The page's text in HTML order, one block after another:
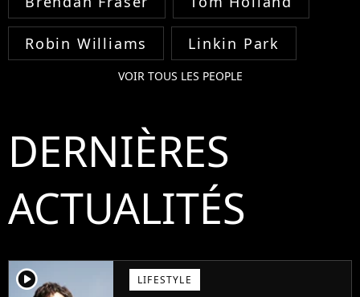
Robin Williams Linkin Park
VOIR TOUS LES PEOPLE
DERNIÈRES
ACTUALITÉS
player2 LIFESTYLE